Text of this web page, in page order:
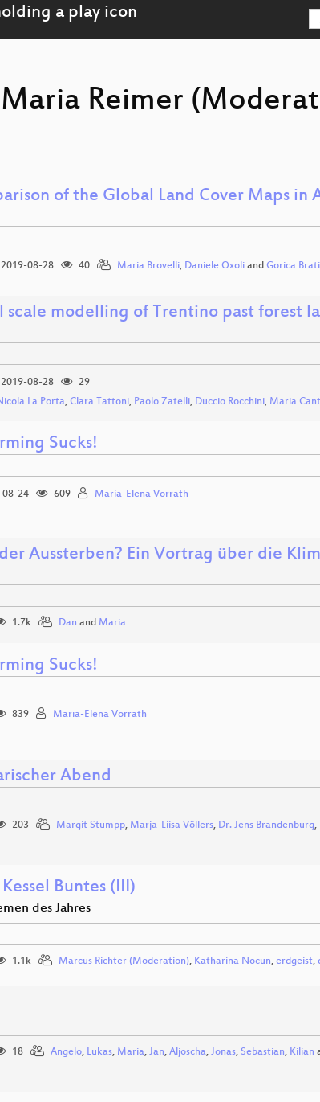
Reimer
of the Global Land Cover Maps in
2019-08-28 40 Maria Brovelli, Daniele Oxoliand Gorica
scale modelling of Trentino past forest
2019-08-28
29
La Porta, Clara Tattoni, Paolo Zatelli, Duccio Rocchini, Maria
Sucks!
08-24 609 Maria-Elena Vorrath
Aussterben? Ein Vortrag über die
1.7k Dan and Maria
Sucks!
839 Maria-Elena Vorrath
Abend
203 Margit Stumpp, Marja-Liisa Völlers, Dr. Jens Brandenburg,
Buntes (III)
des Jahres
1.1k Marcus Richter (Moderation), Katharina Nocun, erdgeist,
18 Angelo, Lukas, Maria, Jan, Aljoscha, Jonas, Sebastian, Kilian